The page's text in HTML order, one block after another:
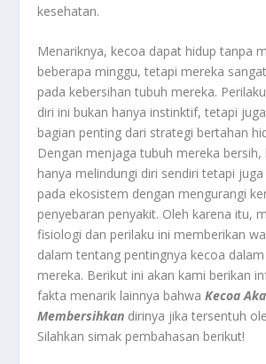
kesehatan.
Menariknya, kecoa dapat hidup tanpa
beberapa minggu, tetapi mereka
pada kebersihan tubuh mereka.
diri ini bukan hanya instinktif, tetapi
bagian penting dari strategi bertahan
Dengan menjaga tubuh mereka
hanya melindungi diri sendiri tetapi
pada ekosistem dengan mengurangi
penyebaran penyakit. Oleh karena itu,
fisiologi dan perilaku ini memberikan
dalam tentang pentingnya kecoa
mereka. Berikut ini akan kami berikan
fakta menarik lainnya bahwaKecoa
Membersihkan dirinya jika tersentuh
Silahkan simak pembahasan berikut!